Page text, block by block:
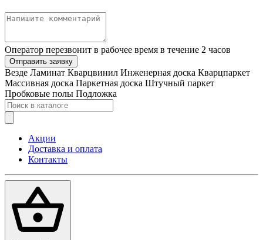
Оператор перезвонит в рабочее время в течение 2 часов
Отправить заявку
Везде Ламинат Кварцвинил Инженерная доска Кварцпаркет
Массивная доска Паркетная доска Штучный паркет
Пробковые полы Подложка
Акции
Доставка и оплата
Контакты